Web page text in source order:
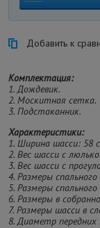
Добавить к
Комплектация:
1. Дождевик.
2. Москитная сетка.
3. Подстаканник.
Характеристики:
1. Ширина шасси: 58
2. Вес шасси с
3. Вес шасси с
4. Размеры
5. Размеры
6. Размеры в
7. Размеры шасси в
8. Диаметр передних